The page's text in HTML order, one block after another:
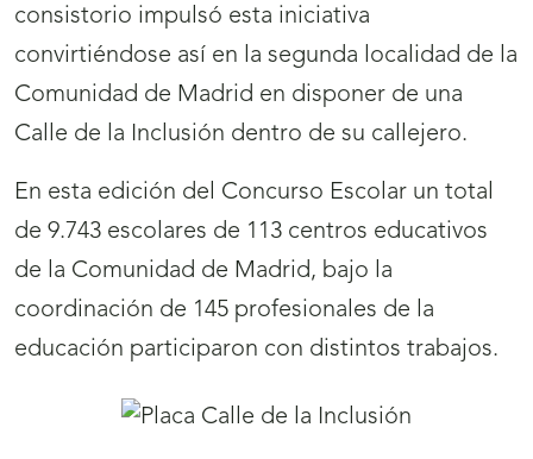
consistorio impulsó esta iniciativa
convirtiéndose así en la segunda localidad de la
Comunidad de Madrid en disponer de una
Calle de la Inclusión dentro de su callejero.
En esta edición del Concurso Escolar un total
de 9.743 escolares de 113 centros educativos
de la Comunidad de Madrid, bajo la
coordinación de 145 profesionales de la
educación participaron con distintos trabajos.